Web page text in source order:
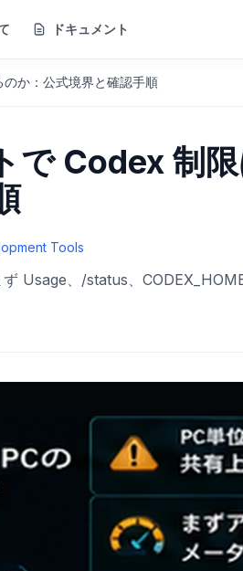
ドキュメント
か：公式境界と確認手順
で Codex 制
Tools
Usage、/status、